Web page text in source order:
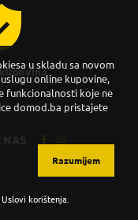
NAS
Uslovi korištenja
u skladu sa novom
online kupovine,
funkcionalnosti koje ne
domod.ba pristajete
Razumijem